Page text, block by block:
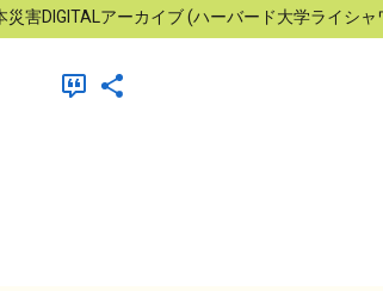
災害DIGITALアーカイブ (ハーバード大学ライシ